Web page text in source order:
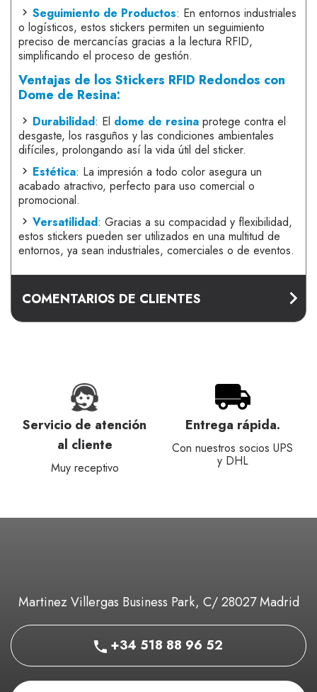
Seguimiento de Productos: En entornos industriales
o logísticos, estos stickers permiten un seguimiento
preciso de mercancías gracias a la lectura RFID,
simplificando el proceso de gestión.
Ventajas de los Stickers RFID Redondos con
Dome de Resina:
Durabilidad: El dome de resina protege contra el
desgaste, los rasguños y las condiciones ambientales
difíciles, prolongando así la vida útil del sticker.
Estética: La impresión a todo color asegura un
acabado atractivo, perfecto para uso comercial o
promocional.
Versatilidad: Gracias a su compacidad y flexibilidad,
estos stickers pueden ser utilizados en una multitud de
entornos, ya sean industriales, comerciales o de eventos.
COMENTARIOS DE CLIENTES
Servicio de atención
al cliente
Muy receptivo
Entrega rápida.
Con nuestros socios UPS
y DHL
Martinez Villergas Business Park, C/ 28027 Madrid
+34 518 88 96 52